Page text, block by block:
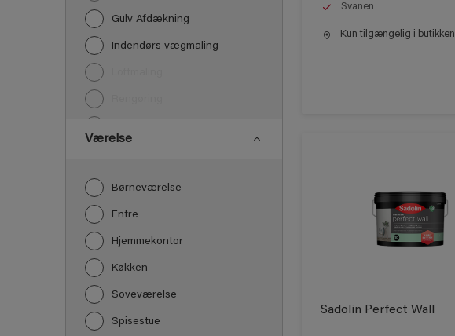
Gulv Afdækning
Indendørs vægmaling
Værelse
Børneværelse
Entre
Hjemmekontor
Køkken
Soveværelse
Spisestue
Svanen
Kun tilgængelig i butikken
Sadolin Perfect Wall